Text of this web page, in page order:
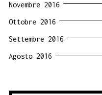
Novembre 2016
Ottobre 2016
Settembre 2016
Agosto 2016